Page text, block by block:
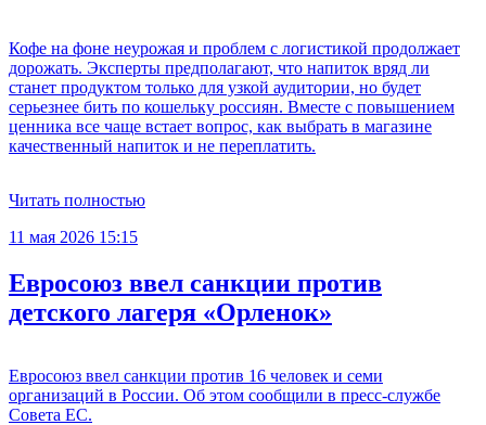
Кофе на фоне неурожая и проблем с логистикой продолжает
дорожать. Эксперты предполагают, что напиток вряд ли
станет продуктом только для узкой аудитории, но будет
серьезнее бить по кошельку россиян. Вместе с повышением
ценника все чаще встает вопрос, как выбрать в магазине
качественный напиток и не переплатить.
Читать полностью
11 мая 2026 15:15
Евросоюз ввел санкции против
детского лагеря «Орленок»
Евросоюз ввел санкции против 16 человек и семи
организаций в России. Об этом сообщили в пресс-службе
Совета ЕС.